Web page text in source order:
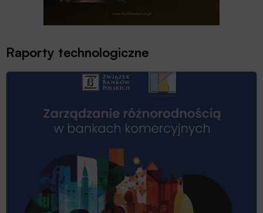
Raporty technologiczne